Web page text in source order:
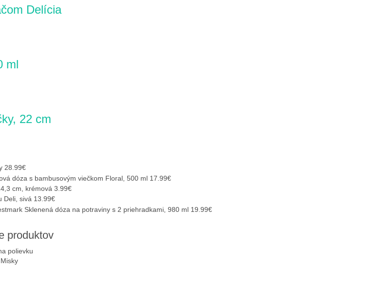
Delícia
ml
22 cm
28.99€
dóza s bambusovým viečkom Floral, 500 ml 17.99€
cm, krémová 3.99€
Deli, sivá 13.99€
Sklenená dóza na potraviny s 2 priehradkami, 980 ml 19.99€
produktov
polievku